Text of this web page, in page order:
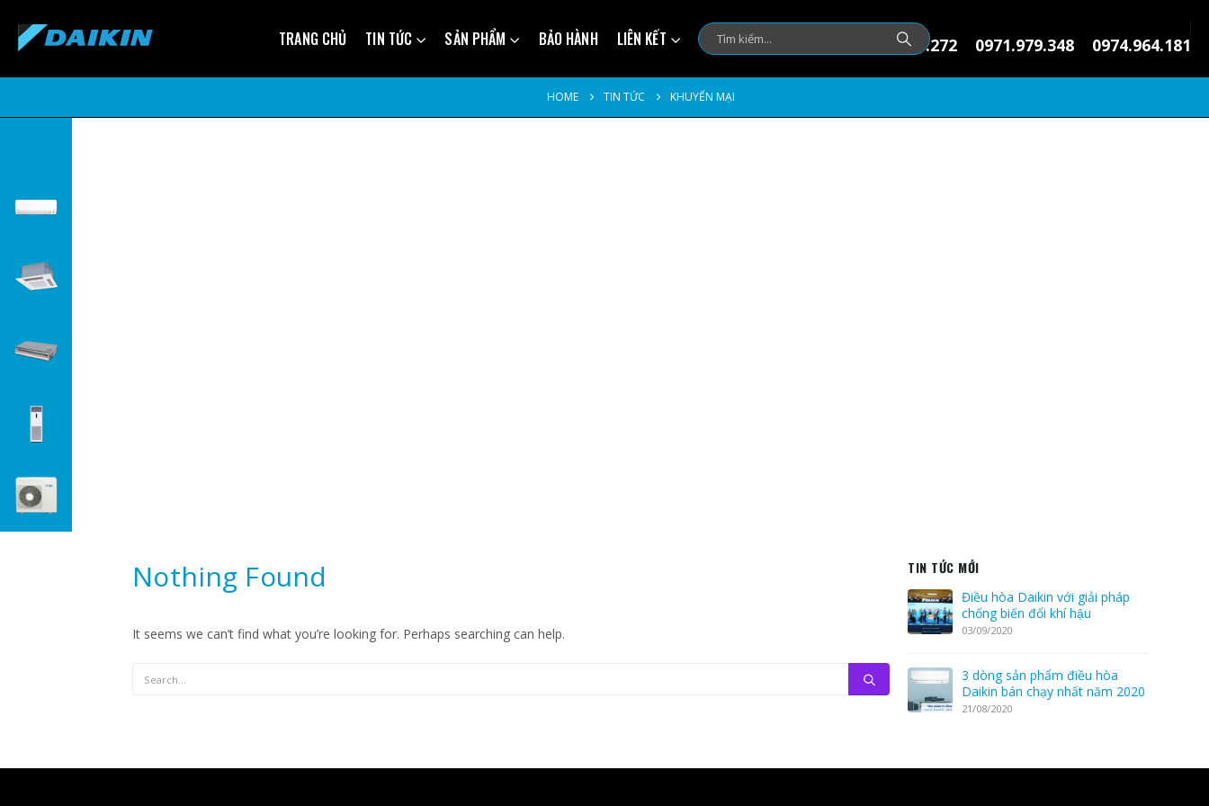
TRANG CHỦ TIN TỨC SẢN PHẨM BẢO HÀNH LIÊN KẾT 0974.145.272 0971.979.348 0974.964.181
HOME TIN TỨC KHUYẾN MẠI
Nothing Found
It seems we can’t find what you’re looking for. Perhaps searching can help.
TIN TỨC MỚI
Điều hòa Daikin với giải pháp
chống biến đổi khí hậu
03/09/2020
3 dòng sản phẩm điều hòa
Daikin bán chạy nhất năm 2020
21/08/2020